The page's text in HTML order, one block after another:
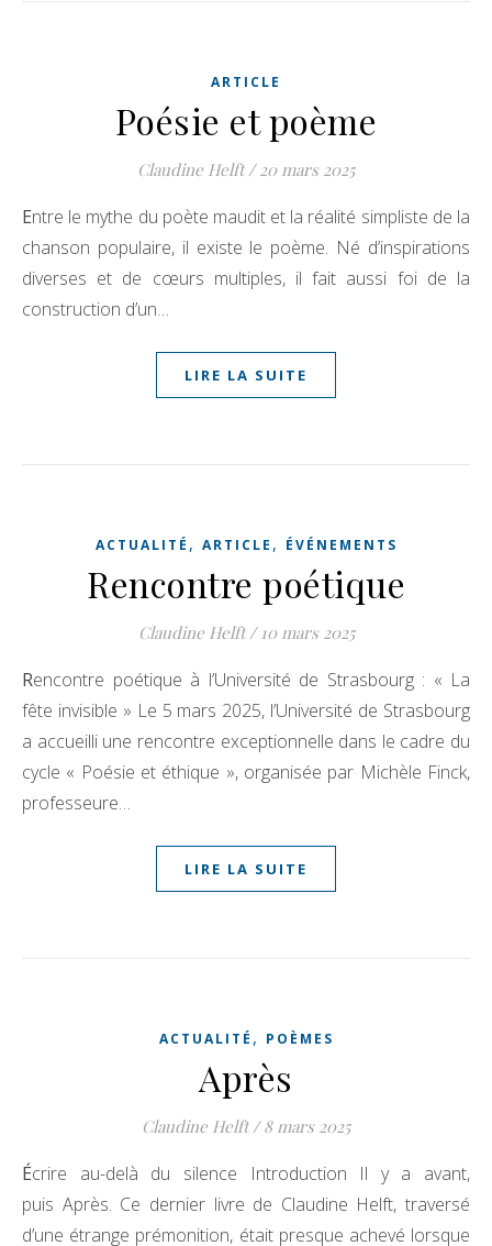
ARTICLE
Poésie et poème
Claudine Helft / 20 mars 2025
Entre le mythe du poète maudit et la réalité simpliste de la
chanson populaire, il existe le poème. Né d’inspirations
diverses et de cœurs multiples, il fait aussi foi de la
construction d’un…
LIRE LA SUITE
ACTUALITÉ , ARTICLE , ÉVÉNEMENTS
Rencontre poétique
Claudine Helft / 10 mars 2025
Rencontre poétique à l’Université de Strasbourg : « La
fête invisible » Le 5 mars 2025, l’Université de Strasbourg
a accueilli une rencontre exceptionnelle dans le cadre du
cycle « Poésie et éthique », organisée par Michèle Finck,
professeure…
LIRE LA SUITE
ACTUALITÉ , POÈMES
Après
Claudine Helft / 8 mars 2025
Écrire au-delà du silence Introduction Il y a avant,
puis Après. Ce dernier livre de Claudine Helft, traversé
d’une étrange prémonition, était presque achevé lorsque